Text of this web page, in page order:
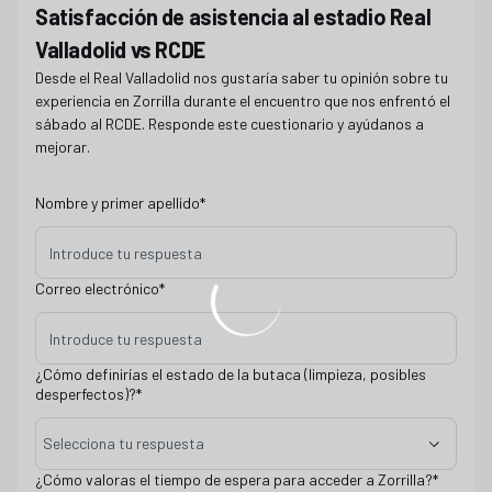
Satisfacción de asistencia al estadio Real
Valladolid vs RCDE
Desde el Real Valladolid nos gustaría saber tu opinión sobre tu
experiencia en Zorrilla durante el encuentro que nos enfrentó el
sábado al RCDE. Responde este cuestionario y ayúdanos a
mejorar.
Nombre y primer apellido*
Correo electrónico*
¿Cómo definirías el estado de la butaca (limpieza, posibles
desperfectos)?*
Selecciona tu respuesta
¿Cómo valoras el tiempo de espera para acceder a Zorrilla?*